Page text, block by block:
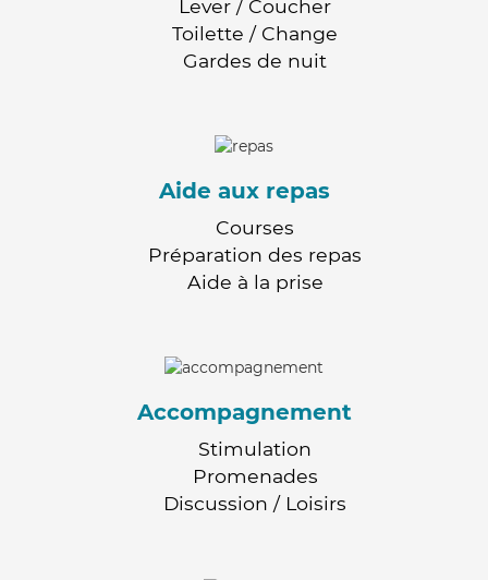
Lever / Coucher
Toilette / Change
Gardes de nuit
Aide aux repas
Courses
Préparation des repas
Aide à la prise
Accompagnement
Stimulation
Promenades
Discussion / Loisirs